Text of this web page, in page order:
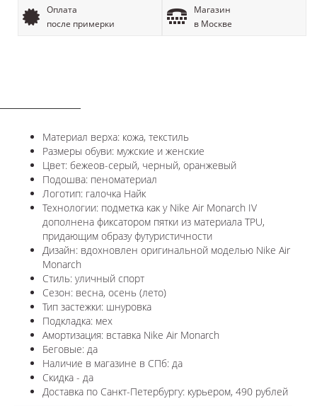
Оплата
после примерки
Магазин
в Москве
Материал верха: кожа, текстиль
Размеры обуви: мужские и женские
Цвет: бежеов-серый, черный, оранжевый
Подошва: пеноматериал
Логотип: галочка Найк
Технологии: подметка как у Nike Air Monarch IV
дополнена фиксатором пятки из материала TPU,
придающим образу футуристичности
Дизайн: вдохновлен оригинальной моделью Nike Air
Monarch
Стиль: уличный спорт
Сезон: весна, осень (лето)
Тип застежки: шнуровка
Подкладка: мех
Амортизация: вставка Nike Air Monarch
Беговые: да
Наличие в магазине в СПб: да
Скидка - да
Доставка по Санкт-Петербургу: курьером, 490 рублей